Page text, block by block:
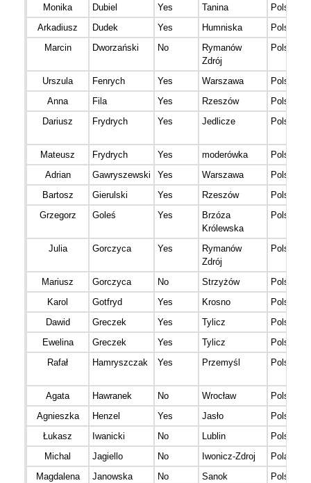
Monika Dubiel Yes Tanina
Polska
Arkadiusz
Dudek Yes Humniska
Polska
Marcin
Dworzański No
Rymanów
Zdrój
Polska
Urszula Fenrych Yes Warszawa
Polska
Anna
Fila Yes Rzeszów
Polska
Dariusz
Frydrych Yes Jedlicze Polska
Mateusz Frydrych Yes moderówka
Polska
Adrian
Gawryszewski Yes Warszawa
Polska
Bartosz
Gierulski Yes Rzeszów
Polska
Grzegorz
Goleś Yes
Brzóza
Królewska
Polska
Julia Gorczyca Yes
Rymanów
Zdrój
Polska
Mariusz Gorczyca No Strzyżów
Polska
Karol
Gotfryd Yes Krosno
Polska
Dawid
Greczek Yes Tylicz
Polska
Ewelina
Greczek Yes Tylicz
Polska
Rafał
Hamryszczak Yes Przemyśl Polska
Agata Hawranek No Wrocław
Polska
Agnieszka
Henzel Yes Jasło
Polska
Łukasz
Iwanicki No Lublin
Polska
Michal
Jagiello No Iwonicz-Zdroj
Poland
Magdalena
Janowska No Sanok
Polska